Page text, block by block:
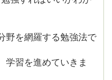
野を網羅する勉強法で
学習を進めていきま